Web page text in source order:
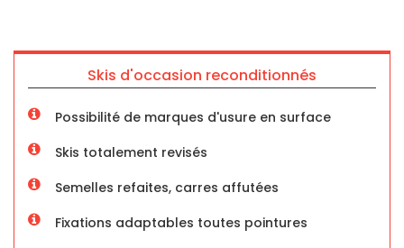
Skis d'occasion reconditionnés
Possibilité de marques d'usure en surface
Skis totalement revisés
Semelles refaites, carres affutées
Fixations adaptables toutes pointures